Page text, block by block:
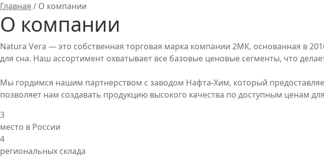
Главная / О компании
О компании
Natura Vera — это собственная торговая марка компании 2МК, основанная в
для сна. Наш ассортимент охватывает все базовые ценовые сегменты, что
Мы гордимся нашим партнерством с заводом Нафта-Хим, который
позволяет нам создавать продукцию высокого качества по доступным ценам
3
место в России
4
региональных склада